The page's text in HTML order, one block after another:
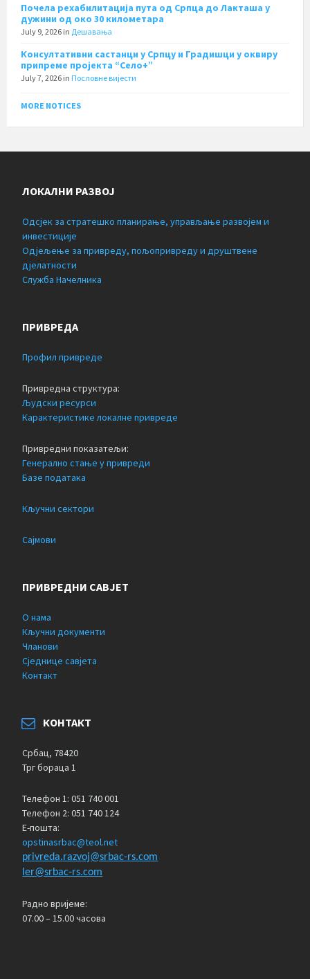
Почела рехабилитација пута од Српца до Лакташа у
дужини од око 30 километара
July 9, 2026 in Дешавања
Консултативни састанци у Српцу и Градишци у оквиру
припреме пројекта “Село+”
July 7, 2026 in Пословне вијести
MORE NOTICES
ЛОКАЛНИ РАЗВОЈ
Одсјек за стратешко планирање, управљање развојем и
инвестиције
Одјељење за привреду, пољопривреду и друштвене
дјелатности
Служба Начелника
ПРИВРЕДА
Профил привреде
Привредна структура:
Људски ресурси
Карактеристике локалне привреде
Привредни показатељи:
Генерално стање у привреди
Базе података
Кључни сектори
Сајмови
ПРИВРЕДНИ САВЈЕТ
О нама
Кључни документи
Чланови
Сједнице савјета
Контакт
КОНТАКТ
Србац, 78420
Трг бораца 1
Телефон 1: 051 740 001
Телефон 2: 051 740 124
Е-пошта:
opstinasrbac@teol.net
privreda.razvoj@srbac-rs.com
ler@srbac-rs.com
Радно вријеме:
07.00 – 15.00 часова